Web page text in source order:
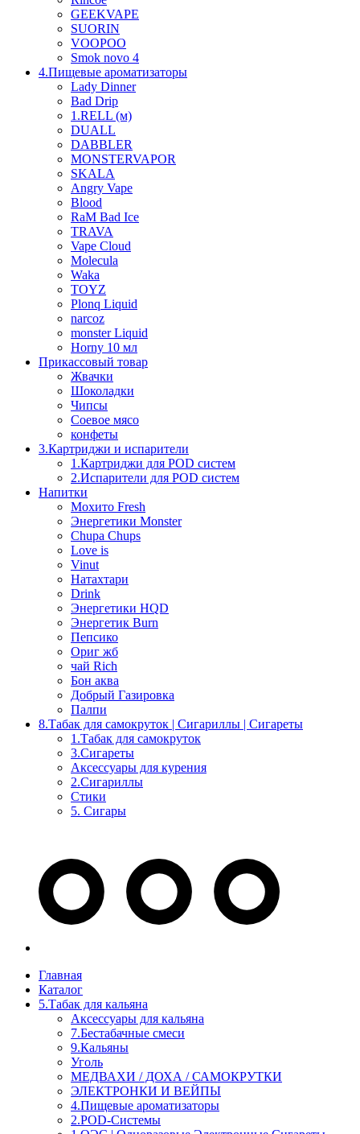
GEEKVAPE
SUORIN
VOOPOO
Smok novo 4
4.Пищевые ароматизаторы
Lady Dinner
Bad Drip
1.RELL (м)
DUALL
DABBLER
MONSTERVAPOR
SKALA
Angry Vape
Blood
RaM Bad Ice
TRAVA
Vape Cloud
Molecula
Waka
TOYZ
Plonq Liquid
narcoz
monster Liquid
Horny 10 мл
Прикассовый товар
Жвачки
Шоколадки
Чипсы
Соевое мясо
конфеты
3.Картриджи и испарители
1.Картриджи для POD систем
2.Испарители для POD систем
Напитки
Мохито Fresh
Энергетики Monster
Chupa Chups
Love is
Vinut
Натахтари
Drink
Энергетики HQD
Энергетик Burn
Пепсико
Ориг жб
чай Rich
Бон аква
Добрый Газировка
Палпи
8.Табак для самокруток | Сигариллы | Cигареты
1.Табак для самокруток
3.Сигареты
Аксессуары для курения
2.Сигариллы
Стики
5. Сигары
Главная
Каталог
5.Табак для кальяна
Аксессуары для кальяна
7.Бестабачные смеси
9.Кальяны
Уголь
МЕДВАХИ / ДОХА / САМОКРУТКИ
ЭЛЕКТРОНКИ И ВЕЙПЫ
4.Пищевые ароматизаторы
2.POD-Системы